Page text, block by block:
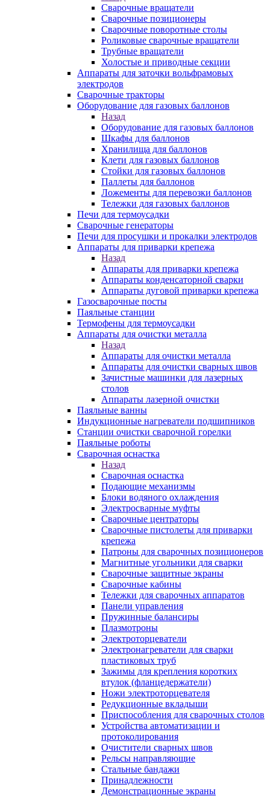
Сварочные вращатели
Сварочные позиционеры
Сварочные поворотные столы
Роликовые сварочные вращатели
Трубные вращатели
Холостые и приводные секции
Аппараты для заточки вольфрамовых
электродов
Сварочные тракторы
Оборудование для газовых баллонов
Назад
Оборудование для газовых баллонов
Шкафы для баллонов
Хранилища для баллонов
Клети для газовых баллонов
Стойки для газовых баллонов
Паллеты для баллонов
Ложементы для перевозки баллонов
Тележки для газовых баллонов
Печи для термоусадки
Сварочные генераторы
Печи для просушки и прокалки электродов
Аппараты для приварки крепежа
Назад
Аппараты для приварки крепежа
Аппараты конденсаторной сварки
Аппараты дуговой приварки крепежа
Газосварочные посты
Паяльные станции
Термофены для термоусадки
Аппараты для очистки металла
Назад
Аппараты для очистки металла
Аппараты для очистки сварных швов
Зачистные машинки для лазерных
столов
Аппараты лазерной очистки
Паяльные ванны
Индукционные нагреватели подшипников
Станции очистки сварочной горелки
Паяльные роботы
Сварочная оснастка
Назад
Сварочная оснастка
Подающие механизмы
Блоки водяного охлаждения
Электросварные муфты
Сварочные центраторы
Сварочные пистолеты для приварки
крепежа
Патроны для сварочных позиционеров
Магнитные угольники для сварки
Сварочные защитные экраны
Сварочные кабины
Тележки для сварочных аппаратов
Панели управления
Пружинные балансиры
Плазмотроны
Электроторцеватели
Электронагреватели для сварки
пластиковых труб
Зажимы для крепления коротких
втулок (фланцедержатели)
Ножи электроторцевателя
Редукционные вкладыши
Приспособления для сварочных столов
Устройства автоматизации и
протоколирования
Очистители сварных швов
Рельсы направляющие
Стальные бандажи
Принадлежности
Демонстрационные экраны